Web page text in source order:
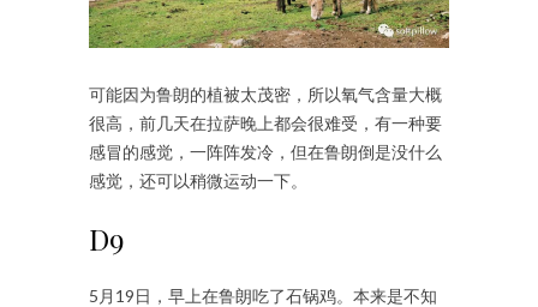
可能因为鲁朗的植被太茂密，所以氧气含量大概
很高，前几天在拉萨晚上都会很难受，有一种要
感冒的感觉，一阵阵发冷，但在鲁朗倒是没什么
感觉，还可以稍微运动一下。
D9
5月19日，早上在鲁朗吃了石锅鸡。本来是不知